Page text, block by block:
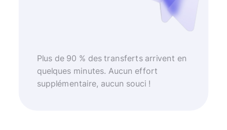
Plus de 90 % des transferts arrivent en
quelques minutes. Aucun effort
supplémentaire, aucun souci !